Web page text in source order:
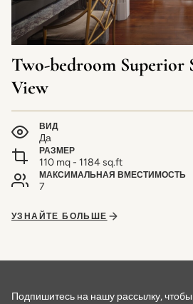
Two-bedroom Superior
View
ВИД
Да
РАЗМЕР
110 mq - 1184 sq.ft
МАКСИМАЛЬНАЯ ВМЕСТИМОСТЬ
7
УЗНАЙТЕ БОЛЬШЕ
Подпишитесь на нашу рассылку, чтобы